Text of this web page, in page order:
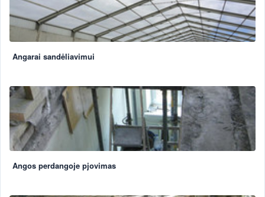
Angarai sandėliavimui
Angos perdangoje pjovimas